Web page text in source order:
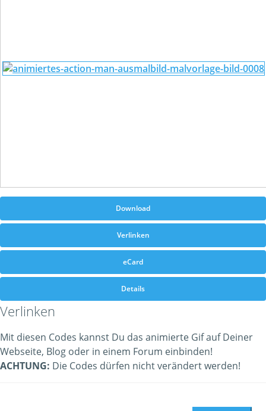
Download
Verlinken
eCard
Details
Verlinken
Mit diesen Codes kannst Du das animierte Gif auf Deiner
Webseite, Blog oder in einem Forum einbinden!
ACHTUNG: Die Codes dürfen nicht verändert werden!